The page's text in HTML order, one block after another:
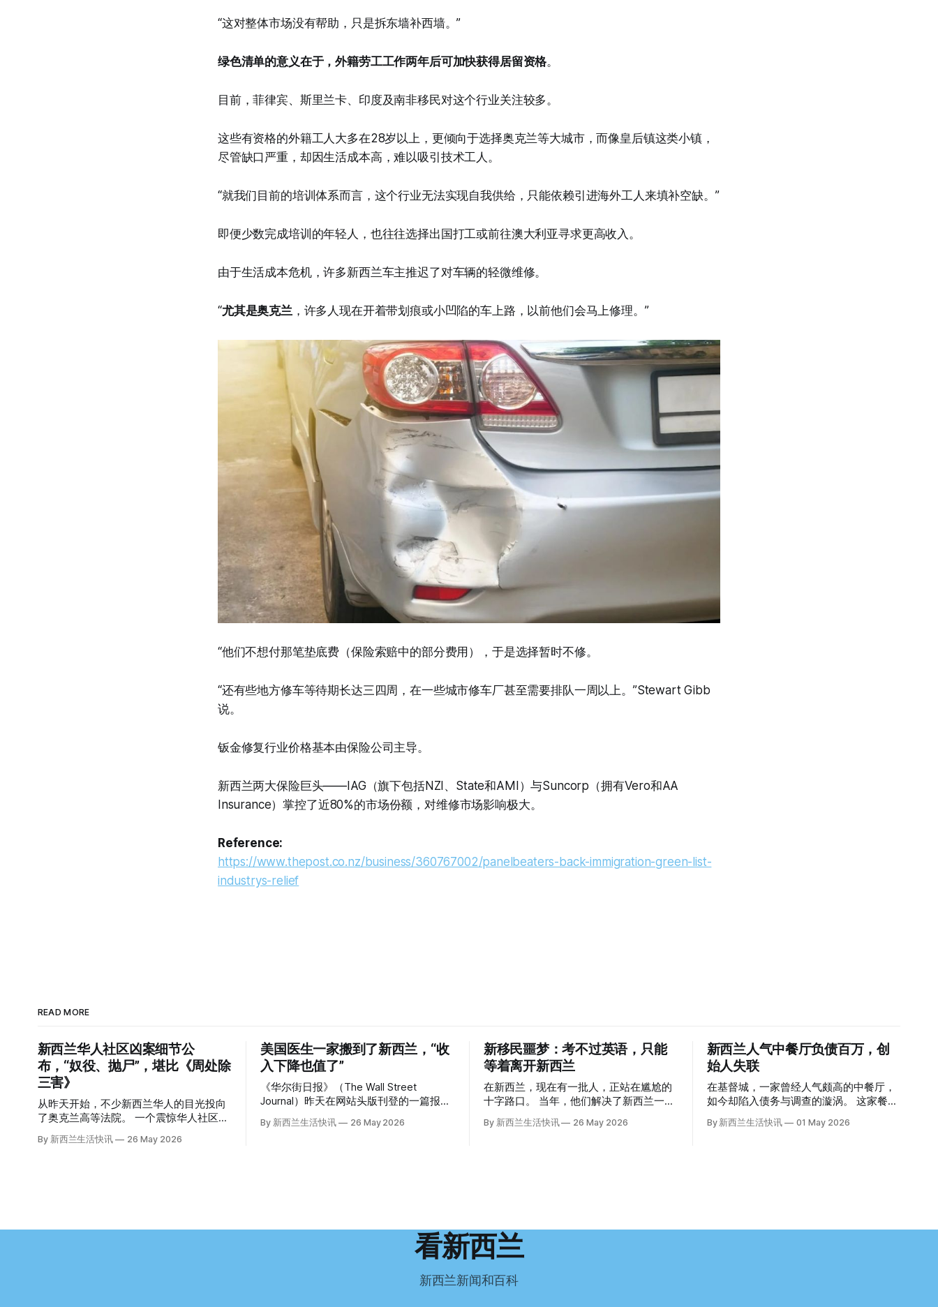
“这对整体市场没有帮助，只是拆东墙补西墙。”
绿色清单的意义在于，外籍劳工工作两年后可加快获得居留资格。
目前，菲律宾、斯里兰卡、印度及南非移民对这个行业关注较多。
这些有资格的外籍工人大多在28岁以上，更倾向于选择奥克兰等大城市，而像皇后镇这类小镇，
尽管缺口严重，却因生活成本高，难以吸引技术工人。
“就我们目前的培训体系而言，这个行业无法实现自我供给，只能依赖引进海外工人来填补空缺。”
即便少数完成培训的年轻人，也往往选择出国打工或前往澳大利亚寻求更高收入。
由于生活成本危机，许多新西兰车主推迟了对车辆的轻微维修。
“尤其是奥克兰 ，许多人现在开着带划痕或小凹陷的车上路，以前他们会马上修理。”
“他们不想付那笔垫底费（保险索赔中的部分费用），于是选择暂时不修。
“还有些地方修车等待期长达三四周，在一些城市修车厂甚至需要排队一周以上。”Stewart Gibb
说。
钣金修复行业价格基本由保险公司主导。
新西兰两大保险巨头——IAG（旗下包括NZI、State和AMI）与Suncorp（拥有Vero和AA
Insurance）掌控了近80%的市场份额，对维修市场影响极大。
Reference:
https://www.thepost.co.nz/business/360767002/panelbeaters-back-immigration-green-list-
industrys-relief
READ MORE
新西兰华人社区凶案细节公
布，“奴役、抛尸”，堪比《周处除
三害》
从昨天开始，不少新西兰华人的目光投向
了奥克兰高等法院。 一个震惊华人社区的
悬案，正在审理。 涉案的四位华人被告，
站在了法庭，被控与一位70岁中国女人的
一堆衣服。 再扒开衣服，他看到了一只
By 新西兰生活快讯 26 May 2026
美国医生一家搬到了新西兰，“收
入下降也值了”
《华尔街日报》（The Wall Street
Journal）昨天在网站头版刊登的一篇报
道，这篇报道也立即引发了新西兰小城民
众的兴趣： “精疲力尽的美国医生，正在
无力支付医疗费用的忧虑，种种压力交
织，导致他患上了创伤后应激障碍
（PTSD）。他的其中一位同事甚至因自
By 新西兰生活快讯 26 May 2026
新移民噩梦：考不过英语，只能
等着离开新西兰
在新西兰，现在有一批人，正站在尴尬的
十字路口。 当年，他们解决了新西兰一个
行业的用工危机，如今可能因为英语考
试，不得不在几年内离开这个国家。 一位
请。 “我听说这里气候好，工作和生活更
平衡。”他说。 他通过中介面试成功，于
当年3月抵达奥克兰。 当时心里盘算着：
来。 但现实很快打脸。 他是在来到新西
By 新西兰生活快讯 26 May 2026
新西兰人气中餐厅负债百万，创
始人失联
在基督城，一家曾经人气颇高的中餐厅，
如今却陷入债务与调查的漩涡。 这家餐厅
正是位于Lincoln Rd的Maxine’s Palace。
其背后的公司已进入清算程序，债务总额
拥有约8.8万纽币车辆资产，活期账户透支
By 新西兰生活快讯 01 May 2026
看新西兰
新西兰新闻和百科